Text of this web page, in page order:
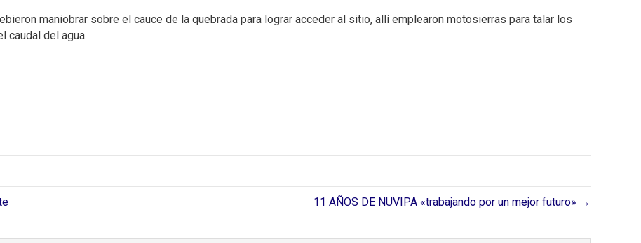
maniobrar sobre el cauce de la quebrada para lograr acceder al sitio, allí emplearon motosierras para talar los
caudal del agua.
11 AÑOS DE NUVIPA «trabajando por un mejor futuro» →